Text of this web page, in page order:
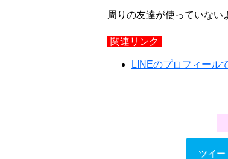
周りの友達が使っていない
関連リンク
LINEのプロフィール
ツイー